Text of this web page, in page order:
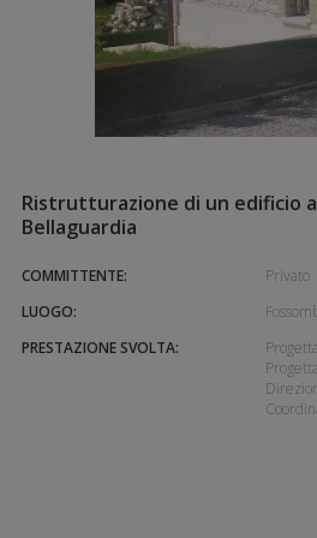
Ristrutturazione di un edificio
Bellaguardia
COMMITTENTE:
Privato
LUOGO:
PRESTAZIONE SVOLTA: